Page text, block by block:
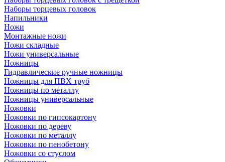
Наборы торцевых головок
Напильники
Ножи
Монтажные ножи
Ножи складные
Ножи универсальные
Ножницы
Гидравлические ручные ножницы
Ножницы для ПВХ труб
Ножницы по металлу
Ножницы универсальные
Ножовки
Ножовки по гипсокартону
Ножовки по дереву
Ножовки по металлу
Ножовки по пенобетону
Ножовки со стуслом